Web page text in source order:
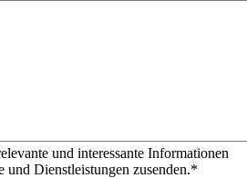
und interessante Informationen
und Dienstleistungen zusenden.*